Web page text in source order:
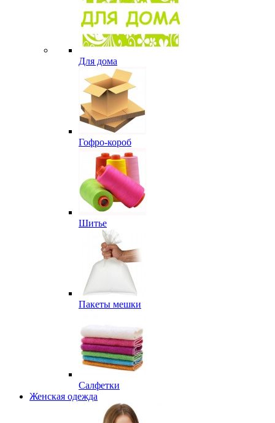
Для дома
Гофро-короб
Шитье
Пакеты мешки
Салфетки
Женская одежда